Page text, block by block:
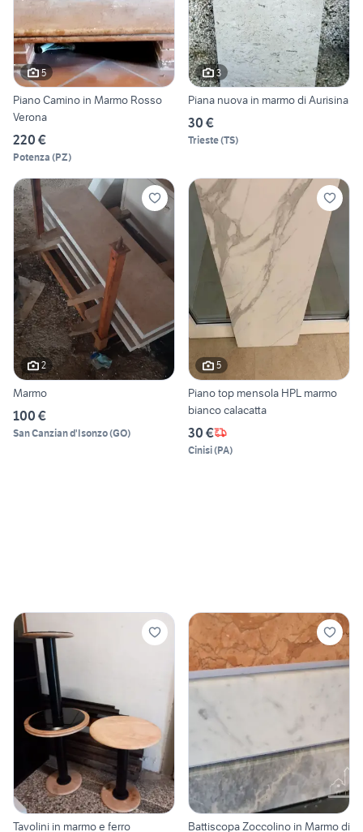
5
Piano Camino in Marmo Rosso
Verona
220 €
Potenza (PZ)
3
Piana nuova in marmo di Aurisina
30 €
Trieste(TS)
2
Marmo
100 €
San Canzian d'Isonzo(GO)
5
Piano top mensola HPL marmo
bianco calacatta
30 €
Cinisi(PA)
Tavolini in marmo e ferro Battiscopa Zoccolino in Marmo di